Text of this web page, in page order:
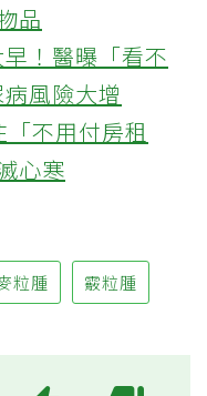
品
！醫曝「看不
風險大增
不用付房租
心寒
粒腫 霰粒腫